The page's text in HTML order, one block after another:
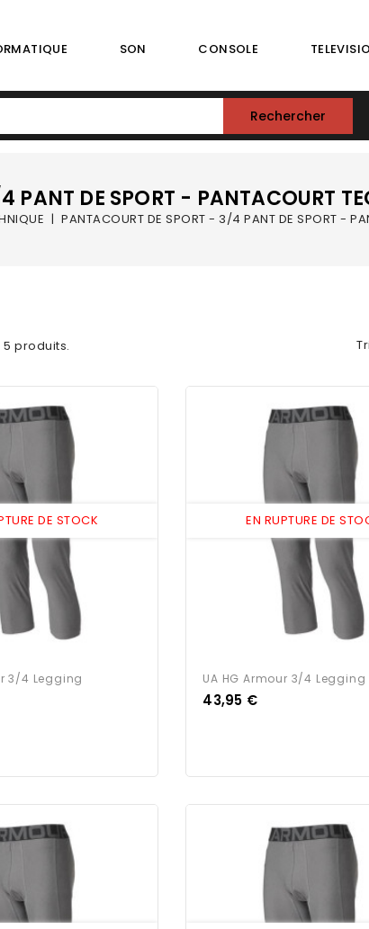
SON CONSOLE
Rechercher
PANT DE SPORT - PANTACOURT
PANTACOURT DE SPORT - 3/4 PANT DE SPORT -
5 produits.
DE STOCK
3/4 Legging
EN RUPTURE DE
UA HG Armour 3/4 Legging
Prix
43,95 €